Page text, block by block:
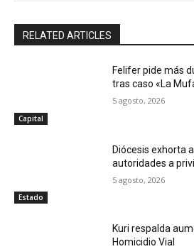
RELATED ARTICLES
Capital
Felifer pide más
tras caso «La
5 agosto, 2026
Estado
Diócesis exhorta
autoridades a
5 agosto, 2026
Kuri respalda
Homicidio Vial